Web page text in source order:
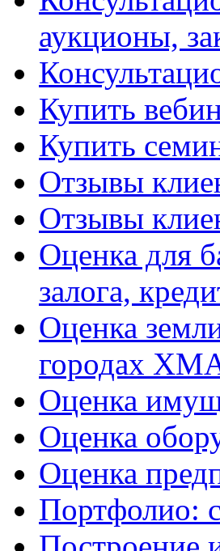
аукционы,
Купить
Купить
Отзывы
Отзывы
Оценка для
залога,
Оценка
городах
Оценка
Оценка
Оценка
Портфолио: